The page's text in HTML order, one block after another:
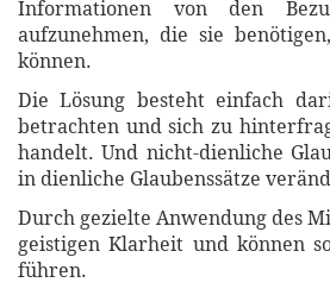
Informationen von den
aufzunehmen, die sie
können.
Die Lösung besteht einfach
betrachten und sich zu
handelt. Und nicht-dienliche
in dienliche Glaubenssätze
Durch gezielte Anwendung des
geistigen Klarheit und können
führen.